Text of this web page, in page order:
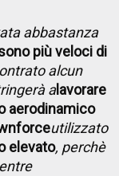
abbastanza
più veloci di
alcun
alavorare
aerodinamico
utilizzato
elevato, perchè